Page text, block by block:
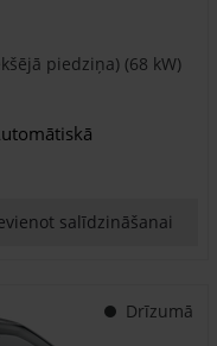
piedziņa) (68 kW)
salīdzināšanai
Drīzumā